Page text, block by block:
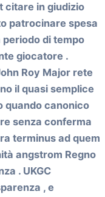
citare in giudizio
patrocinare spesa
di tempo
giocatore .
Roy Major rete
il quasi semplice
quando canonico
senza conferma
terminus ad quem
angstrom Regno
. UKGC
, e